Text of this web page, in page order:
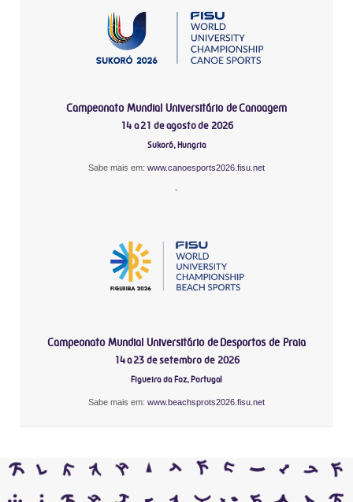
Campeonato Mundial Universitário de Canoagem
14 a 21 de agosto de 2026
Sukoró, Hungria
Sabe mais em: www.canoesports2026.fisu.net
-
Campeonato Mundial Universitário de Desportos de Praia
14 a 23 de setembro de 2026
Figueira da Foz, Portugal
Sabe mais em: www.beachsprots2026.fisu.net